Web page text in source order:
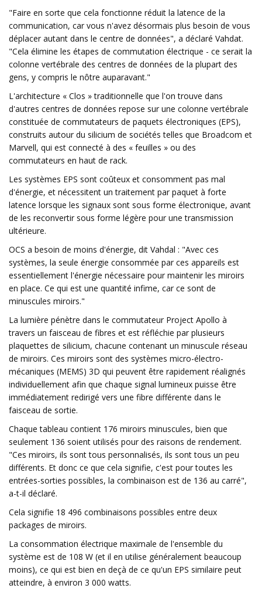
"Faire en sorte que cela fonctionne réduit la latence de la
communication, car vous n'avez désormais plus besoin de vous
déplacer autant dans le centre de données", a déclaré Vahdat.
"Cela élimine les étapes de commutation électrique - ce serait la
colonne vertébrale des centres de données de la plupart des
gens, y compris le nôtre auparavant."
L'architecture « Clos » traditionnelle que l'on trouve dans
d'autres centres de données repose sur une colonne vertébrale
constituée de commutateurs de paquets électroniques (EPS),
construits autour du silicium de sociétés telles que Broadcom et
Marvell, qui est connecté à des « feuilles » ou des
commutateurs en haut de rack.
Les systèmes EPS sont coûteux et consomment pas mal
d'énergie, et nécessitent un traitement par paquet à forte
latence lorsque les signaux sont sous forme électronique, avant
de les reconvertir sous forme légère pour une transmission
ultérieure.
OCS a besoin de moins d'énergie, dit Vahdal : "Avec ces
systèmes, la seule énergie consommée par ces appareils est
essentiellement l'énergie nécessaire pour maintenir les miroirs
en place. Ce qui est une quantité infime, car ce sont de
minuscules miroirs."
La lumière pénètre dans le commutateur Project Apollo à
travers un faisceau de fibres et est réfléchie par plusieurs
plaquettes de silicium, chacune contenant un minuscule réseau
de miroirs. Ces miroirs sont des systèmes micro-électro-
mécaniques (MEMS) 3D qui peuvent être rapidement réalignés
individuellement afin que chaque signal lumineux puisse être
immédiatement redirigé vers une fibre différente dans le
faisceau de sortie.
Chaque tableau contient 176 miroirs minuscules, bien que
seulement 136 soient utilisés pour des raisons de rendement.
"Ces miroirs, ils sont tous personnalisés, ils sont tous un peu
différents. Et donc ce que cela signifie, c'est pour toutes les
entrées-sorties possibles, la combinaison est de 136 au carré",
a-t-il déclaré.
Cela signifie 18 496 combinaisons possibles entre deux
packages de miroirs.
La consommation électrique maximale de l'ensemble du
système est de 108 W (et il en utilise généralement beaucoup
moins), ce qui est bien en deçà de ce qu'un EPS similaire peut
atteindre, à environ 3 000 watts.